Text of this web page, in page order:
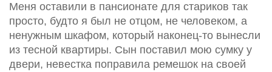
Меня оставили в пансионате для стариков так
просто, будто я был не отцом, не человеком, а
ненужным шкафом, который наконец-то вынесли
из тесной квартиры. Сын поставил мою сумку у
двери, невестка поправила ремешок на своей